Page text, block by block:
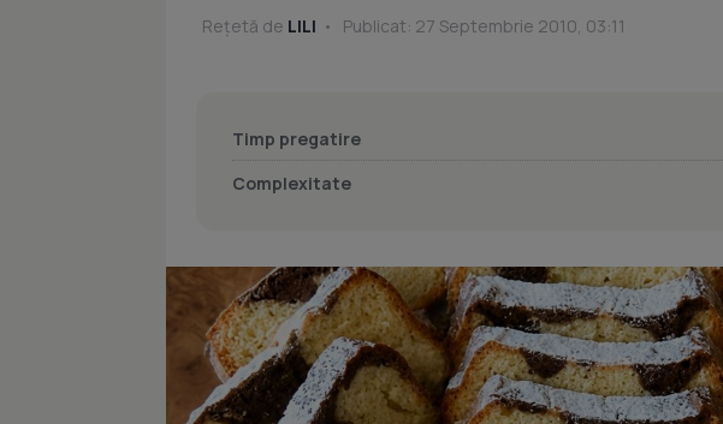
Rețetă de LILI Publicat: 27 Septembrie 2010, 03:11
Timp pregatire
Complexitate